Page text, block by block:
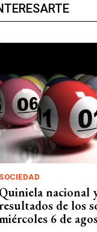
SOCIEDAD
Quiniela nacional
resultados de los
miércoles 6 de